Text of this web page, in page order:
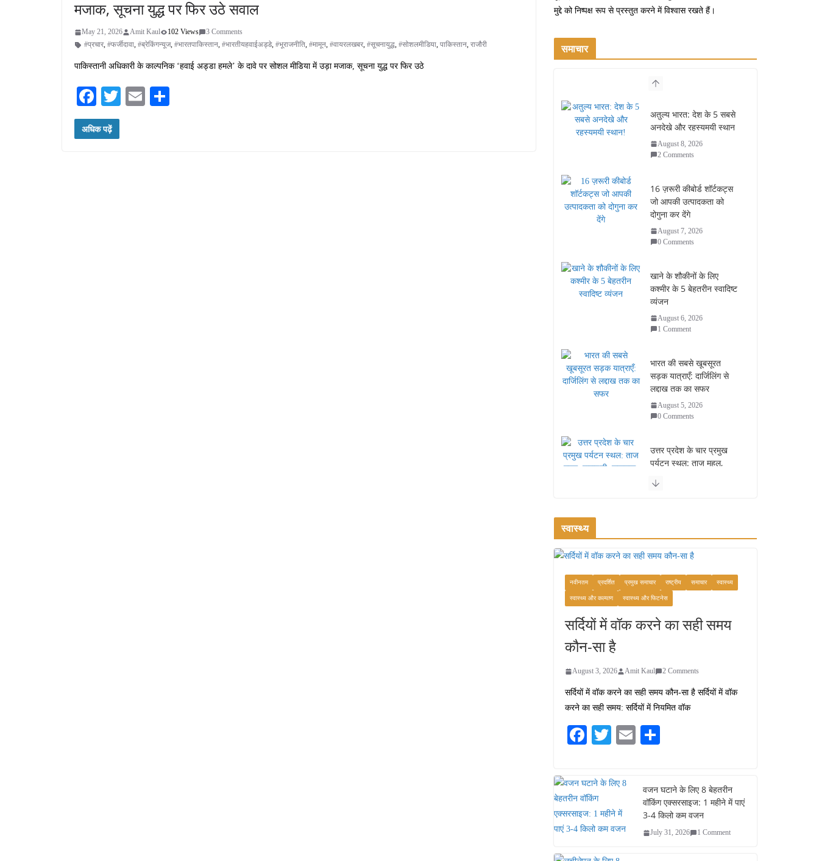
मजाक, सूचना युद्ध पर फिर उठे सवाल
May 21, 2026 Amit Kaul 102 Views
3 Comments
#प्रचार, #फर्जीदावा, #ब्रेकिंगन्यूज, #भारतपाकिस्तान, #भारतीयहवाईअड्डे, #भूराजनीति, #मामून, #वायरलखबर, #सूचनायुद्ध, #सोशलमीडिया, पाकिस्तान, राजौरी
पाकिस्तानी अधिकारी के काल्पनिक ‘हवाई अड्डा हमले’ के दावे पर सोशल मीडिया में उड़ा मजाक, सूचना युद्ध पर फिर उठे
Fa
ce
bo
T
E
अधिक पढ़ें
मुद्दे को निष्पक्ष रूप से प्रस्तुत करने में विश्वास रखते हैं।
समाचार
अतुल्य भारत: देश के 5 सबसे
अनदेखे और रहस्यमयी स्थान
August 8, 2026
2 Comments
16 ज़रूरी कीबोर्ड शॉर्टकट्स
जो आपकी उत्पादकता को
दोगुना कर देंगे
August 7, 2026
0 Comments
खाने के शौकीनों के लिए
कश्मीर के 5 बेहतरीन स्वादिष्ट
व्यंजन
August 6, 2026
1 Comment
भारत की सबसे खूबसूरत
सड़क यात्राएँ: दार्जिलिंग से
लद्दाख तक का सफर
August 5, 2026
0 Comments
उत्तर प्रदेश के चार प्रमुख
पर्यटन स्थल: ताज महल,
और इनके आकर्षण
सर्दियों में वॉक करने का सही
समय कौन-सा है
August 3, 2026
2 Comments
ऑफबीट समर डेस्टिनेशन:
August 2, 2026
भारत में दर्शनीय 10 सबसे
प्रसिद्ध मंदिर: आस्था, इतिहास
और वास्तुकला के अद्भुत
स्वास्थ्य
नवीनतम प्रदर्शित प्रमुख समाचार राष्ट्रीय समाचार स्वास्थ्य
स्वास्थ्य और कल्याण स्वास्थ्य और फिटनेस
सर्दियों में वॉक करने का सही समय
कौन-सा है
August 3, 2026 Amit Kaul 2 Comments
सर्दियों में वॉक करने का सही समय कौन-सा है सर्दियों में वॉक
करने का सही समय: सर्दियों में नियमित वॉक
Fa
bo
ok
T
tte
r
E
वजन घटाने के लिए 8 बेहतरीन
वॉकिंग एक्सरसाइज: 1 महीने में पाएं
3-4 किलो कम वजन
July 31, 2026 1 Comment